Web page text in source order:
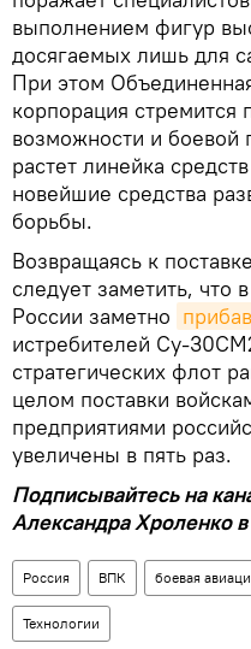
выполнением фигур
досягаемых лишь для
При этом
корпорация стремится
возможности и
растет линейка
новейшие средства
борьбы.
Возвращаясь к
следует заметить, что
России заметно
истребителей Су-
стратегических флот
целом поставки
предприятиями
увеличены в пять раз.
Подписывайтесь на
Александра Хроленко в
Россия ВПК боевая
Технологии